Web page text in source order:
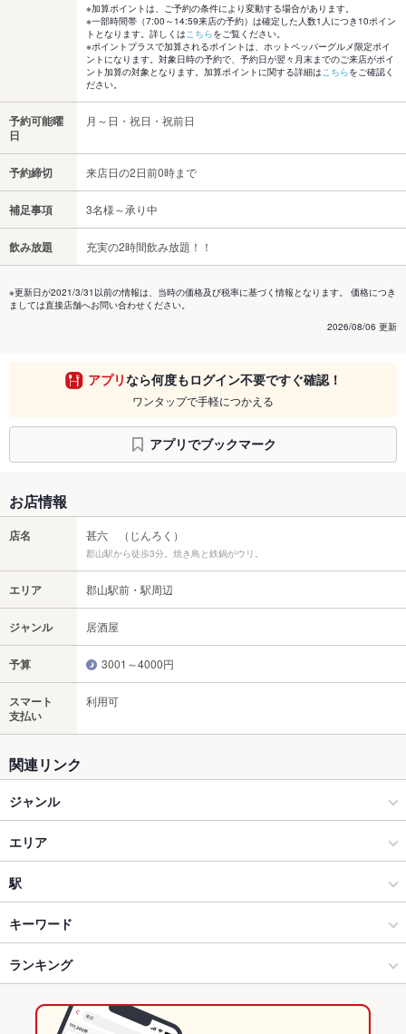
※加算ポイントは、ご予約の条件により変動する場合があります。
※一部時間帯（7:00～14:59来店の予約）は確定した人数1人につき10ポイン
トとなります。詳しくはこちらをご覧ください。
※ポイントプラスで加算されるポイントは、ホットペッパーグルメ限定ポイ
ントになります。対象日時の予約で、予約日が翌々月末までのご来店がポイ
ント加算の対象となります。加算ポイントに関する詳細はこちらをご確認く
ださい。
予約可能曜
日
月～日・祝日・祝前日
予約締切 来店日の2日前0時まで
補足事項 3名様～承り中
飲み放題 充実の2時間飲み放題！！
※更新日が2021/3/31以前の情報は、当時の価格及び税率に基づく情報となります。 価格につき
ましては直接店舗へお問い合わせください。
2026/08/06 更新
アプリなら何度もログイン不要ですぐ確認！
ワンタップで手軽につかえる
アプリでブックマーク
お店情報
店名 甚六 （じんろく）
郡山駅から徒歩3分。焼き鳥と鉄鍋がウリ。
エリア 郡山駅前・駅周辺
ジャンル 居酒屋
予算 3001～4000円
スマート
支払い
利用可
関連リンク
ジャンル
居酒屋
和風
郡山 × 居酒屋
郡山 × 和風
郡山駅 × 居酒屋
エリア
郡山駅前・駅周辺
郡山駅前・駅周辺 × 居酒屋
郡山駅前・駅周辺 × 和風
郡山駅前・駅周辺 × 和食
駅
郡山駅
キーワード
手羽先 からあげ
ステーキ 水餃子 デザート
ランキング
福島のグルメランキング